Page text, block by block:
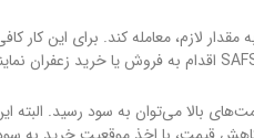
لازم، معامله کند. برای این کار
بالا می‌توان به سود رسید. البته این